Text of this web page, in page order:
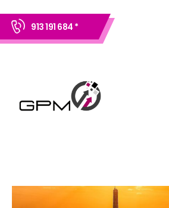
913 191 684 *